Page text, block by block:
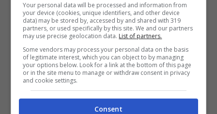
tempestiva. Potenti rituali ti
permettono di controllare liberamente
la difficoltà del gioco, mentre i profondi
sistemi di personalizzazione del
personaggio assicurano che ci sia
sempre una buona ragione per
rigiocare.
Your personal data will be processed and information from
your device (cookies, unique identifiers, and other device
data) may be stored by, accessed by and shared with 319
partners, or used specifically by this site. We and our partners
may use precise geolocation data. List of partners.
Some vendors may process your personal data on the basis
of legitimate interest, which you can object to by managing
your options below. Look for a link at the bottom of this page
or in the site menu to manage or withdraw consent in privacy
and cookie settings.
Consent